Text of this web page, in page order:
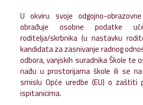
U okviru svoje odgojno-
obrađuje osobne podatke
roditelja/skrbnika (u nastavku
kandidata za zasnivanje radnog
odbora, vanjskih suradnika Škole te
nađu u prostorijama škole ili se
smislu Opće uredbe (EU) o zaštiti
ispitanicima.